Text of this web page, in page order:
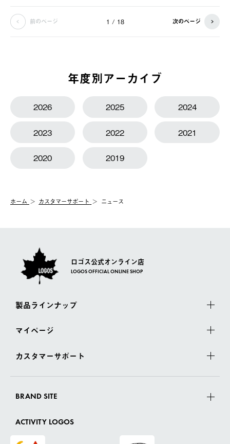
前のページ 1 / 18 次のページ
年度別アーカイブ
2026 2025 2024
2023 2022 2021
2020 2019
ホーム カスタマーサポート ニュース
ロゴス公式オンライン店
LOGOS OFFICIAL ONLINE SHOP
製品ラインナップ
マイページ
カスタマーサポート
BRAND SITE
ACTIVITY LOGOS